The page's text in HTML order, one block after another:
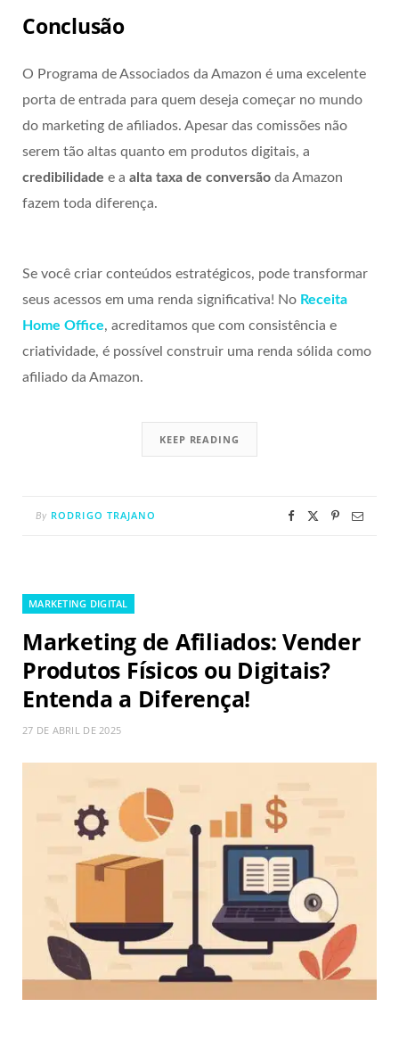
Conclusão
O Programa de Associados da Amazon é uma excelente
porta de entrada para quem deseja começar no mundo
do marketing de afiliados. Apesar das comissões não
serem tão altas quanto em produtos digitais, a
credibilidade e a alta taxa de conversão da Amazon
fazem toda diferença.
Se você criar conteúdos estratégicos, pode transformar
seus acessos em uma renda significativa! No Receita
Home Office, acreditamos que com consistência e
criatividade, é possível construir uma renda sólida como
afiliado da Amazon.
KEEP READING
By RODRIGO TRAJANO
MARKETING DIGITAL
Marketing de Afiliados: Vender
Produtos Físicos ou Digitais?
Entenda a Diferença!
27 DE ABRIL DE 2025